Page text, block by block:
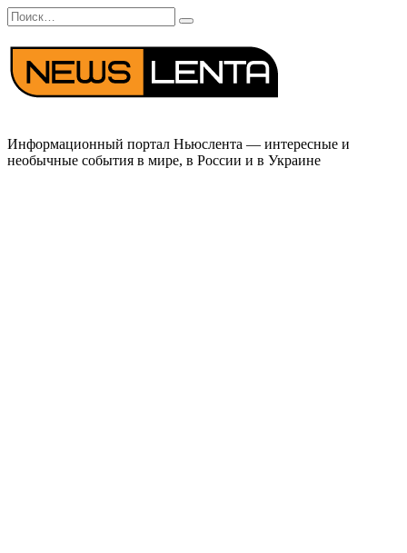
Перейти
к
содержанию
Search
for:
Информационный портал Ньюслента — интересные и
необычные события в мире, в России и в Украине